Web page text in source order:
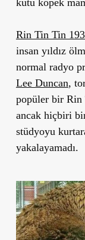
Rin Tin Tin
insan yıldız
normal radyo
Lee Duncan,
popüler bir
ancak hiçbiri
stüdyoyu
yakalayamadı.